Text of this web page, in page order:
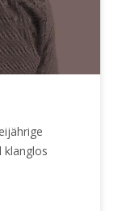
klanglos